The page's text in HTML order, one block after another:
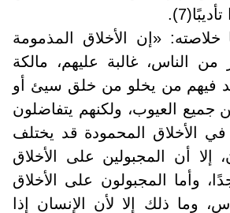
«إن الأخلاق المذمومة
الناس، غالبة عليهم، مالكة
فيهم من يخلو من خلق سيئ أو
جميع العيوب، ولكنهم يتفاضلون
الأخلاق المحمودة قد يختلف
إلا أن المجبولين على الأخلاق
وأما المجبولون على الأخلاق
وما ذلك إلا لأن الإنسان إذا